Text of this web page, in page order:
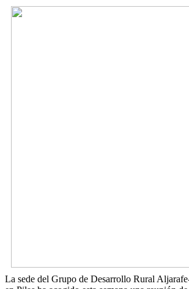
La sede del Grupo de Desarrollo Rural